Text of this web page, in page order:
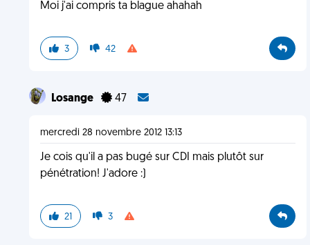
Moi j'ai compris ta blague ahahah
3 42
Losange 47
mercredi 28 novembre 2012 13:13
Je cois qu'il a pas bugé sur CDI mais plutôt sur
pénétration! J'adore :)
21 3